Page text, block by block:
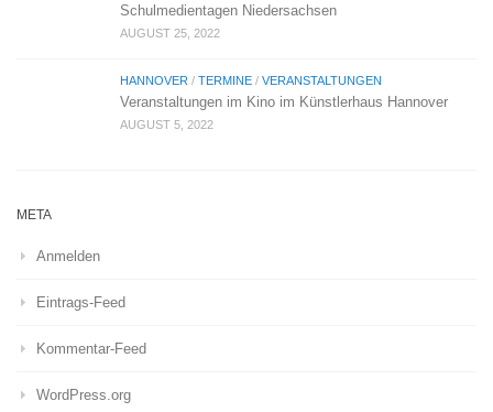
Schulmedientagen Niedersachsen
AUGUST 25, 2022
HANNOVER / TERMINE / VERANSTALTUNGEN
Veranstaltungen im Kino im Künstlerhaus Hannover
AUGUST 5, 2022
META
Anmelden
Eintrags-Feed
Kommentar-Feed
WordPress.org